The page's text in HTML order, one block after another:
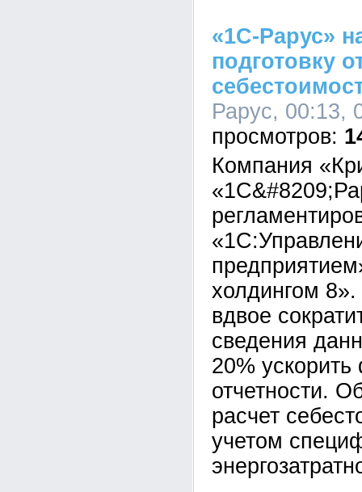
«1С-Рарус»
подготовку
Рарус, 00:13,
Компания
холдингом
вдвое
сведения
20%
отчетности.
расчет
учетом